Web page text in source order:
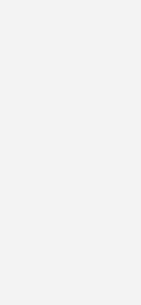
möchten
Boutique
das
zur